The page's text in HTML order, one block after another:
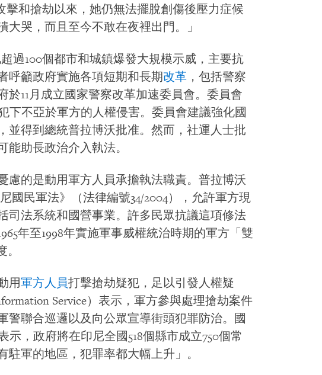
擊和搶劫以來，她仍無法擺脫創傷後壓力症候
大哭，而且至今不敢在夜裡出門。」
超過100個都市和城鎮爆發大規模示威，主要抗
呼籲政府實施各項短期和長期改革 ，包括警察
於11月成立國家警察改革加速委員會。委員會
下不亞於軍方的人權侵害。委員會建議強化國
並得到總統普拉博沃批准。然而，社運人士批
助長政治介入執法。
慮的是動用軍方人員承擔執法職責。普拉博沃
國民軍法》（法律編號34/2004），允許軍方現
司法系統和國營事業。許多民眾抗議這項修法
年至1998年實施軍事威權統治時期的軍方「雙
用軍方人員打擊搶劫疑犯，足以引發人權疑
Service）表示，軍方參與處理搶劫案件
警聯合巡邏以及向公眾宣導街頭犯罪防治。國
示，政府將在印尼全國518個縣市成立750個常
駐軍的地區，犯罪率都大幅上升」。